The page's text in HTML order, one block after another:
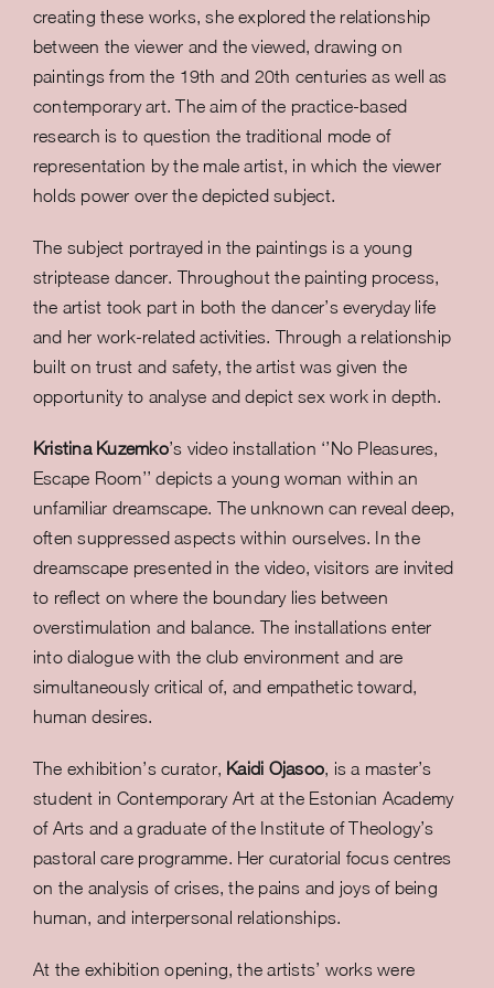
creating these works, she explored the relationship
between the viewer and the viewed, drawing on
paintings from the 19th and 20th centuries as well as
contemporary art. The aim of the practice-based
research is to question the traditional mode of
representation by the male artist, in which the viewer
holds power over the depicted subject.
The subject portrayed in the paintings is a young
striptease dancer. Throughout the painting process,
the artist took part in both the dancer’s everyday life
and her work-related activities. Through a relationship
built on trust and safety, the artist was given the
opportunity to analyse and depict sex work in depth.
Kristina Kuzemko’s video installation ‘’No Pleasures,
Escape Room’’ depicts a young woman within an
unfamiliar dreamscape. The unknown can reveal deep,
often suppressed aspects within ourselves. In the
dreamscape presented in the video, visitors are invited
to reflect on where the boundary lies between
overstimulation and balance. The installations enter
into dialogue with the club environment and are
simultaneously critical of, and empathetic toward,
human desires.
The exhibition’s curator, Kaidi Ojasoo, is a master’s
student in Contemporary Art at the Estonian Academy
of Arts and a graduate of the Institute of Theology’s
pastoral care programme. Her curatorial focus centres
on the analysis of crises, the pains and joys of being
human, and interpersonal relationships.
At the exhibition opening, the artists’ works were